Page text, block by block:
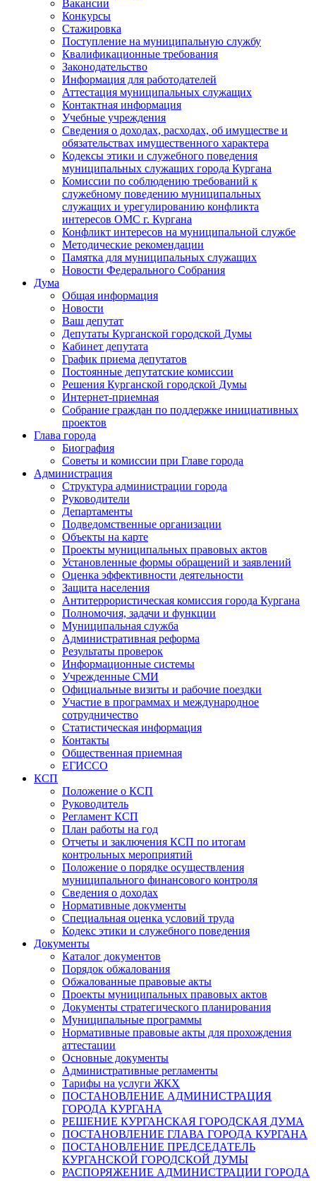
Вакансии
Конкурсы
Стажировка
Поступление на муниципальную службу
Квалификационные требования
Законодательство
Информация для работодателей
Аттестация муниципальных служащих
Контактная информация
Учебные учреждения
Сведения о доходах, расходах, об имуществе и
обязательствах имущественного характера
Кодексы этики и служебного поведения
муниципальных служащих города Кургана
Комиссии по соблюдению требований к
служебному поведению муниципальных
служащих и урегулированию конфликта
интересов ОМС г. Кургана
Конфликт интересов на муниципальной службе
Методические рекомендации
Памятка для муниципальных служащих
Новости Федерального Cобрания
Дума
Общая информация
Новости
Ваш депутат
Депутаты Курганской городской Думы
Кабинет депутата
График приема депутатов
Постоянные депутатские комиссии
Решения Курганской городской Думы
Интернет-приемная
Собрание граждан по поддержке инициативных
проектов
Глава города
Биография
Советы и комиссии при Главе города
Администрация
Структура администрации города
Руководители
Департаменты
Подведомственные организации
Объекты на карте
Проекты муниципальных правовых актов
Установленные формы обращений и заявлений
Оценка эффективности деятельности
Защита населения
Антитеррористическая комиссия города Кургана
Полномочия, задачи и функции
Муниципальная служба
Административная реформа
Результаты проверок
Информационные системы
Учрежденные СМИ
Официальные визиты и рабочие поездки
Участие в программах и международное
сотрудничество
Статистическая информация
Контакты
Общественная приемная
ЕГИССО
КСП
Положение о КСП
Руководитель
Регламент КСП
План работы на год
Отчеты и заключения КСП по итогам
контрольных мероприятий
Положение о порядке осуществления
муниципального финансового контроля
Сведения о доходах
Нормативные документы
Специальная оценка условий труда
Кодекс этики и служебного поведения
Документы
Каталог документов
Порядок обжалования
Обжалованные правовые акты
Проекты муниципальных правовых актов
Документы стратегического планирования
Муниципальные программы
Нормативные правовые акты для прохождения
аттестации
Основные документы
Административные регламенты
Тарифы на услуги ЖКХ
ПОСТАНОВЛЕНИЕ АДМИНИСТРАЦИЯ
ГОРОДА КУРГАНА
РЕШЕНИЕ КУРГАНСКАЯ ГОРОДСКАЯ ДУМА
ПОСТАНОВЛЕНИЕ ГЛАВА ГОРОДА КУРГАНА
ПОСТАНОВЛЕНИЕ ПРЕДСЕДАТЕЛЬ
КУРГАНСКОЙ ГОРОДСКОЙ ДУМЫ
РАСПОРЯЖЕНИЕ АДМИНИСТРАЦИИ ГОРОДА